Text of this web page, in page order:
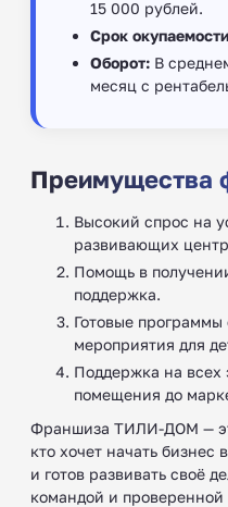
15 000 рублей.
Срок
Оборот: В
месяц с
Преимущества
Высокий спрос на
развивающих
Помощь в
поддержка.
Готовые программы
мероприятия для
Поддержка на всех
помещения до
Франшиза ТИЛИ-ДОМ —
кто хочет начать бизнес
и готов развивать своё
командой и проверенной